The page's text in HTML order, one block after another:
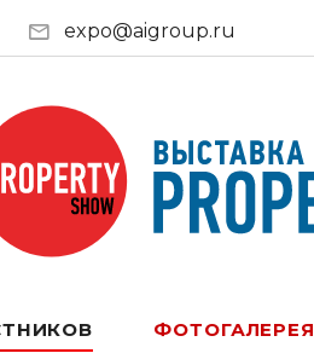
expo@aigroup.ru
ФОТОГАЛЕРЕЯ